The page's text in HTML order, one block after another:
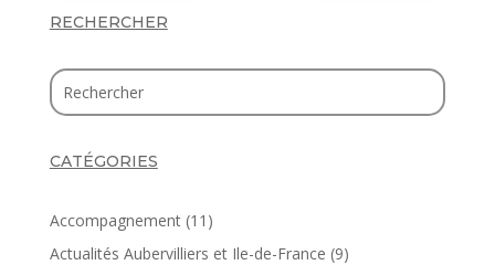
RECHERCHER
CATÉGORIES
Accompagnement(11)
Actualités Aubervilliers et Ile-de-France (9)